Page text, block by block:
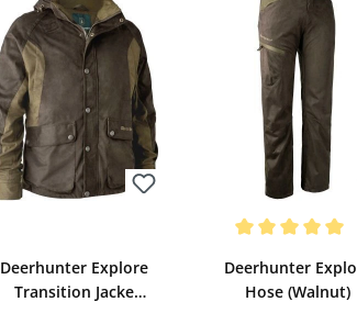
Deerhunter Explore
Transition Jacke
Bewerten
Deerhunter
Hose (Walnut)